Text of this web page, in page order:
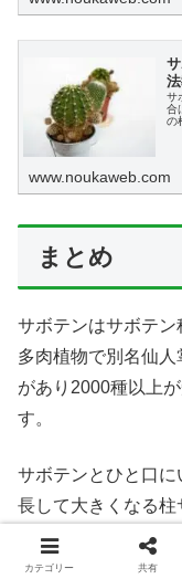
サ
合
の
www.noukaweb.com
まとめ
サボテンはサボテ
多肉植物で別名仙
があり2000種以上
す。
サボテンとひと口
長して大きくなる
咲くシャコバサボ
入れやすく人気の
カテゴリー 共有